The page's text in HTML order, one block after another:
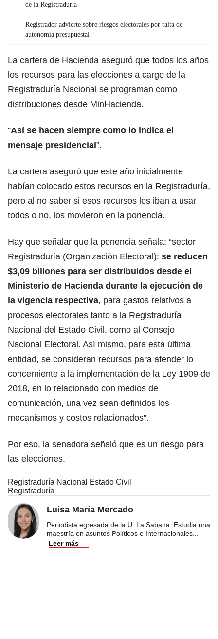
de la Registraduría
Registrador advierte sobre riesgos electorales por falta de
autonomía presupuestal
La cartera de Hacienda aseguró que todos los años
los recursos para las elecciones a cargo de la
Registraduría Nacional se programan como
distribuciones desde MinHacienda.
“Así se hacen siempre como lo indica el
mensaje presidencial”.
La cartera aseguró que este año inicialmente
habían colocado estos recursos en la Registraduría,
pero al no saber si esos recursos los iban a usar
todos o no, los movieron en la ponencia.
Hay que señalar que la ponencia señala: “sector
Registraduría (Organización Electoral): se reducen
$3,09 billones para ser distribuidos desde el
Ministerio de Hacienda durante la ejecución de
la vigencia respectiva, para gastos relativos a
procesos electorales tanto a la Registraduría
Nacional del Estado Civil, como al Consejo
Nacional Electoral. Así mismo, para esta última
entidad, se consideran recursos para atender lo
concerniente a la implementación de la Ley 1909 de
2018, en lo relacionado con medios de
comunicación, una vez sean definidos los
mecanismos y costos relacionados”.
Por eso, la senadora señaló que es un riesgo para
las elecciones.
Registraduría Nacional Estado Civil
Registraduría
Luisa María Mercado
Periodista egresada de la U. La Sabana. Estudia una
maestría en asuntos Políticos e Internacionales
Leer más